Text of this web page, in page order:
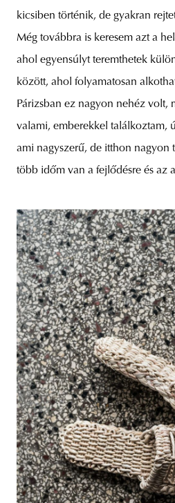
kicsiben történik, de gyakran
Még továbbra is keresem azt a
ahol egyensúlyt teremthetek
között, ahol folyamatosan
Párizsban ez nagyon nehéz volt,
valami, emberekkel találkoztam,
ami nagyszerű, de itthon nagyon
több időm van a fejlődésre és az